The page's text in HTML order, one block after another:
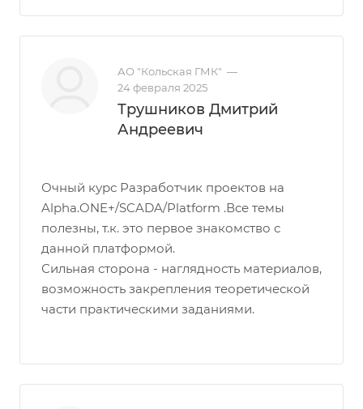
АО "Кольская ГМК" —
24 февраля 2025
Трушников Дмитрий
Андреевич
Очный курс Разработчик проектов на
Alpha.ONE+/SCADA/Platform .Все темы
полезны, т.к. это первое знакомство с
данной платформой.
Сильная сторона - наглядность материалов,
возможность закрепления теоретической
части практическими заданиями.